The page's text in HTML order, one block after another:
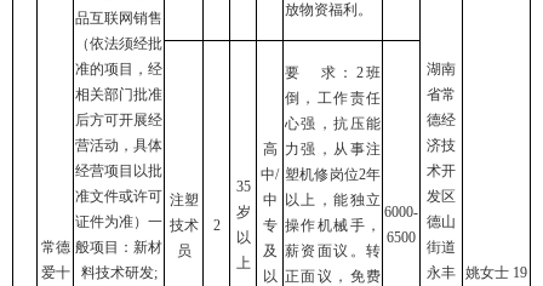
常德
爱十
品互联网销售
（依法须经批
准的项目，经
相关部门批准
后方可开展经
营活动，具体
经营项目以批
准文件或许可
证件为准）一
般项目：新材
料技术研发;
放物资福利。
湖南
省常
德经
济技
术开
发区
德山
街道
永丰 姚女士 19
注塑
技术
员
2
35
岁
以
上
高
中/
中
专
及
以
要 求：2班
倒，工作责任
心强，抗压能
力强，从事注
塑机修岗位2年
以上，能独立
操作机械手，
薪资面议。转
正面议，免费
6000-
6500